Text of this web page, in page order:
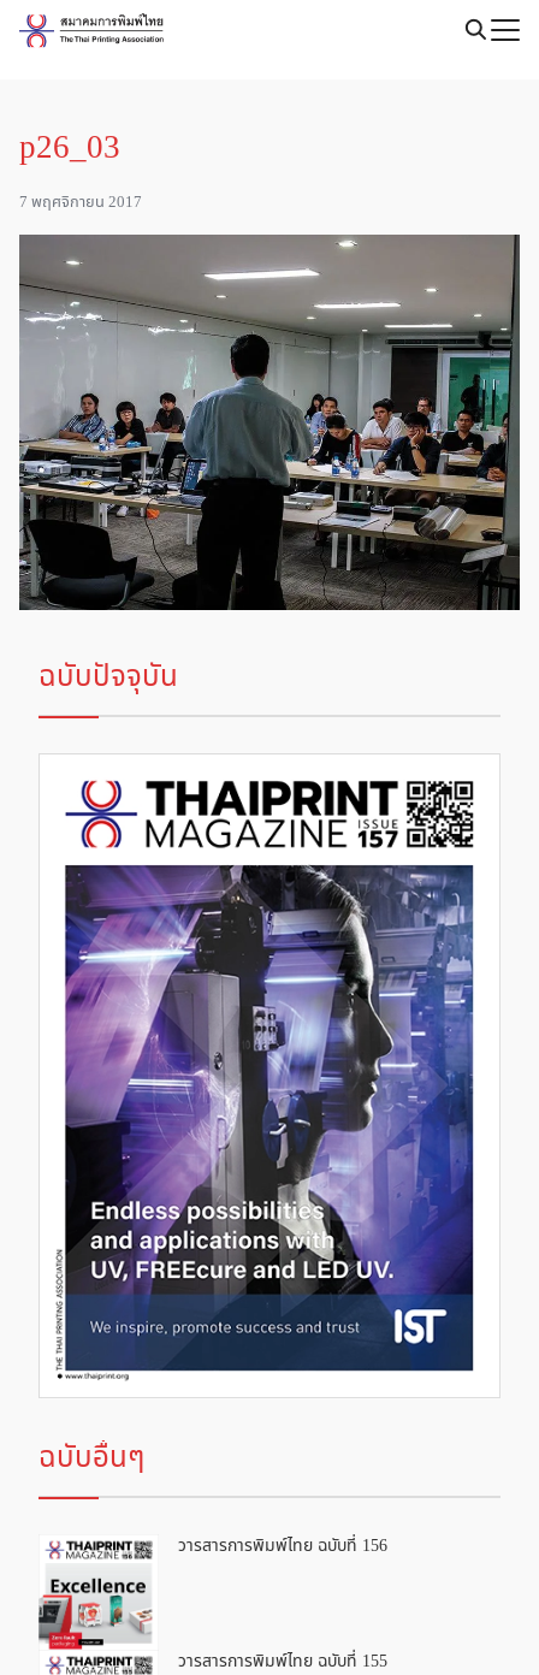
Skip
p26_03
7 พฤศจิกายน 2017
ฉบับปัจจุบัน
ฉบับอื่นๆ
วารสารการพิมพ์ไทย ฉบับที่ 156
วารสารการพิมพ์ไทย ฉบับที่ 155